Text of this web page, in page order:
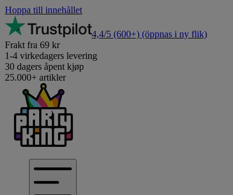
Hoppa till innehållet
4,4/5 (600+) (öppnas i ny flik)
Frakt fra 69 kr
1-4 virkedagers levering
30 dagers åpent kjøp
25.000+ artikler